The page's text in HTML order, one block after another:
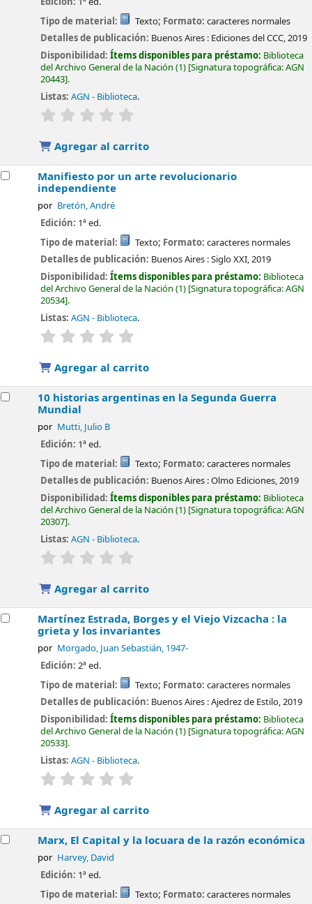
Tipo de material:
Texto; Formato: caracteres normales
Detalles de publicación: Buenos Aires : Ediciones del CCC,2019
Disponibilidad:Ítems disponibles para préstamo: Biblioteca
del Archivo General de la Nación (1) Signatura topográfica:AGN
20443 .
Listas: AGN - Biblioteca.
valoración
Agregar al carrito
Manifiesto por un arte revolucionario
independiente
por Bretón, André
Edición: 1ª ed.
Tipo de material:
Texto; Formato: caracteres normales
Detalles de publicación: Buenos Aires :Siglo XXI,2019
Disponibilidad:Ítems disponibles para préstamo: Biblioteca
del Archivo General de la Nación (1) Signatura topográfica:AGN
20534 .
Listas: AGN - Biblioteca.
valoración
Agregar al carrito
10 historias argentinas en la Segunda Guerra
Mundial
por Mutti, Julio B
Edición: 1ª ed.
Tipo de material:
Texto; Formato: caracteres normales
Detalles de publicación: Buenos Aires :Olmo Ediciones,2019
Disponibilidad:Ítems disponibles para préstamo: Biblioteca
del Archivo General de la Nación (1) Signatura topográfica:AGN
20307 .
Listas: AGN - Biblioteca.
valoración
Agregar al carrito
Martínez Estrada, Borges y el Viejo Vizcacha : la
grieta y los invariantes
por Morgado, Juan Sebastián, 1947-
Edición:2ª ed.
Tipo de material:
Texto; Formato: caracteres normales
Detalles de publicación: Buenos Aires :Ajedrez de Estilo,2019
Disponibilidad:Ítems disponibles para préstamo: Biblioteca
del Archivo General de la Nación (1) Signatura topográfica:AGN
20533 .
Listas: AGN - Biblioteca.
valoración
Agregar al carrito
Marx, El Capital y la locuara de la razón económica
por Harvey, David
Edición: 1ª ed.
Tipo de material:
Texto; Formato: caracteres normales